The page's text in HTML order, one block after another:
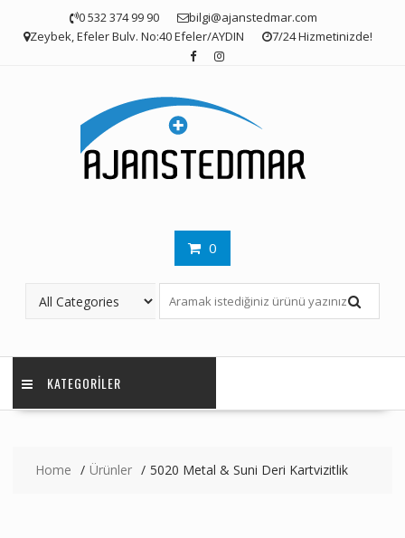
0 532 374 99 90
bilgi@ajanstedmar.com
Zeybek, Efeler Bulv. No:40 Efeler/AYDIN
7/24 Hizmetinizde!
0
KATEGORILER
Home Ürünler 5020 Metal & Suni Deri Kartvizitlik